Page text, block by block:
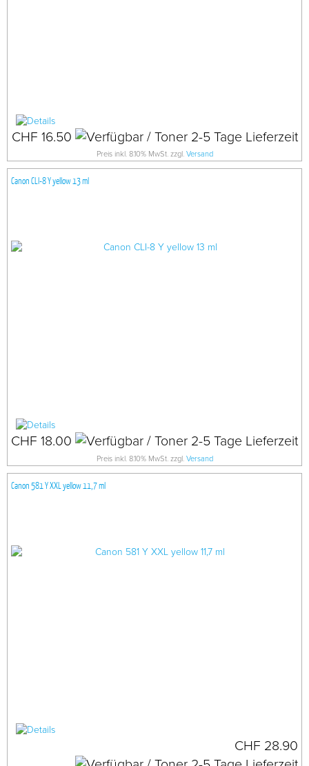
CHF 16.50
Preis inkl. 8.10% MwSt. zzgl. Versand
Canon CLI-8 Y yellow 13 ml
CHF 18.00
Preis inkl. 8.10% MwSt. zzgl. Versand
Canon 581 Y XXL yellow 11,7 ml
CHF 28.90